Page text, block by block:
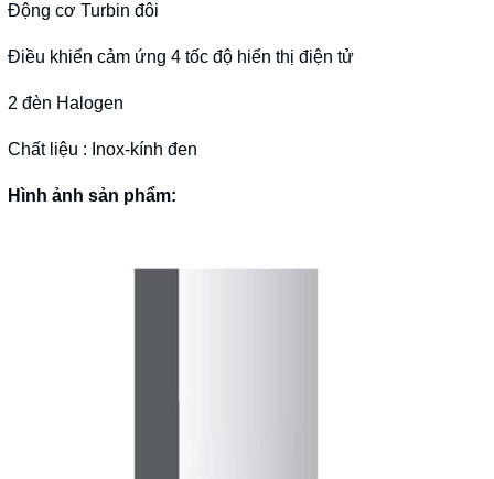
Động cơ Turbin đôi
Điều khiển cảm ứng 4 tốc độ hiển thị điện tử
2 đèn Halogen
Chất liệu : Inox-kính đen
Hình ảnh sản phẩm: